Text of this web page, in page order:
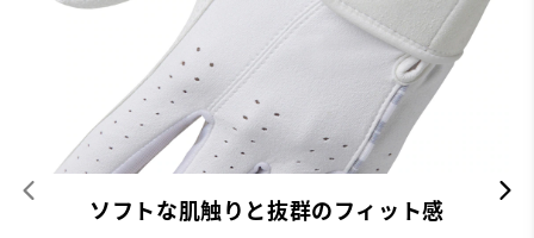
ソフトな肌触りと抜群のフィット感